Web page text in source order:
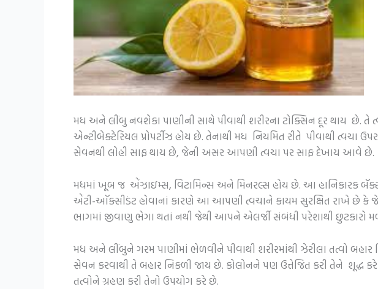
મધ અને લીંબુ નવશેકા પાણીની સાથે પીવાથી શરીરના ટોક્સિન દૂર થાય છે.
એન્ટીબેક્ટેરિયલ પ્રોપર્ટીઝ હોય છે. તેનાથી મધ નિયમિત રીતે પીવાથી
સેવનથી લોહી સાફ થાય છે, જેની અસર આપણી ત્વચા પર સાફ દેખાય આવે છે.
મધમાં ખૂબ જ એંઝાઇમ્સ, વિટામિન્સ અને મિનરલ્સ હોય છે. આ હાનિકારક
એંટી-ઑક્સીડંટ હોવાનાં કારણે આ આપણી ત્વચાને કાયમ સુરક્ષિત રાખે છે કે
ભાગમાં જીવાણુ ભેગા થતાં નથી જેથી આપને એલર્જી સંબંધી પરેશાથી છુટકારો
મધ અને લીંબુને ગરમ પાણીમાં ભેળવીને પીવાથી શરીરમાંથી ઝેરીલા તત્વો
સેવન કરવાથી તે બહાર નિકળી જાય છે. કોલોનને પણ ઉત્તેજિત કરી તેને શૂદ્ધ
તત્વોને ગ્રહણ કરી તેનો ઉપયોગ કરે છે.